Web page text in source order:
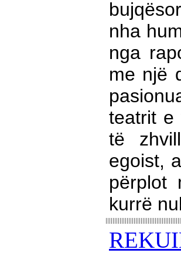
nha
nga
me një
teatrit e
të
egoist,
përplot
kurrë